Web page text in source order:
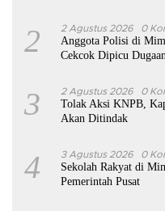
2 2 Agustus 2026 0
Anggota Polisi di
Cekcok Dipicu
3 2 Agustus 2026 0
Tolak Aksi KNPB,
Akan Ditindak
4 3 Agustus 2026 0
Sekolah Rakyat di
Pemerintah Pusat